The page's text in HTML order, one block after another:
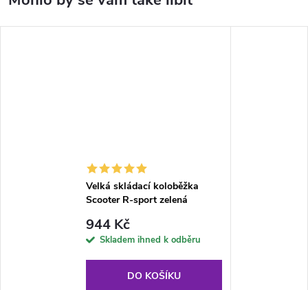
Velká skládací koloběžka
Scooter R-sport zelená
944 Kč
Skladem ihned k odběru
DO KOŠÍKU